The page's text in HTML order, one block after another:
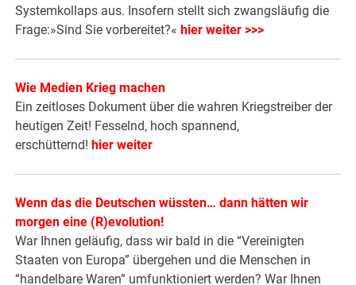
Systemkollaps aus. Insofern stellt sich zwangsläufig die
Frage:»Sind Sie vorbereitet?« hier weiter >>>
Wie Medien Krieg machen
Ein zeitloses Dokument über die wahren Kriegstreiber der
heutigen Zeit! Fesselnd, hoch spannend,
erschütternd! hier weiter
Wenn das die Deutschen wüssten… dann hätten wir
morgen eine (R)evolution!
War Ihnen geläufig, dass wir bald in die “Vereinigten
Staaten von Europa” übergehen und die Menschen in
“handelbare Waren” umfunktioniert werden? War Ihnen